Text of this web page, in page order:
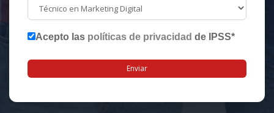
Acepto las políticas de privacidad de IPSS*